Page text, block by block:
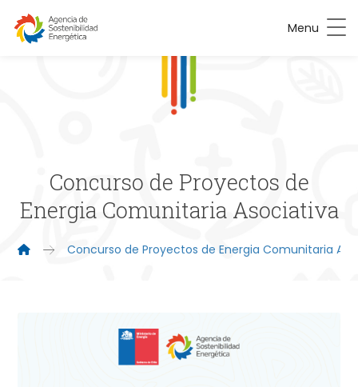
Menu
Concurso de Proyectos de
Energia Comunitaria Asociativa
Concurso de Proyectos de Energia Comunitaria